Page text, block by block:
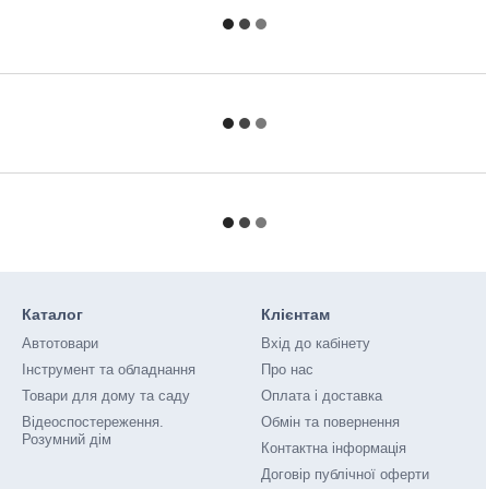
Каталог
Автотовари
Інструмент та обладнання
Товари для дому та саду
Відеоспостереження.
Розумний дім
Клієнтам
Вхід до кабінету
Про нас
Оплата і доставка
Обмін та повернення
Контактна інформація
Договір публічної оферти